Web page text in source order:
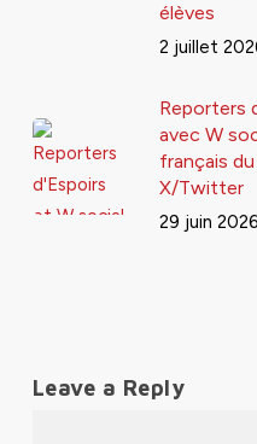
élèves
2 juillet
Reporters
avec W
français
X/Twitter
29 juin 2026
Leave a Reply